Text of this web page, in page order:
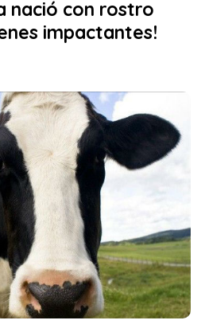
nació con rostro
impactantes!